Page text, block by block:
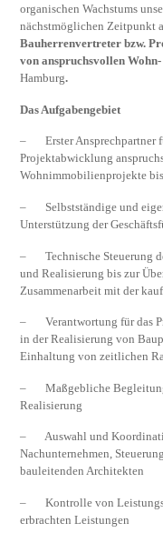
organischen Wachstums
nächstmöglichen Zeitpunkt
Bauherrenvertreter bzw.
von anspruchsvollen
Hamburg.
Das Aufgabengebiet
– Erster Ansprechpartner
Projektabwicklung
Wohnimmobilienprojekte
– Selbstständige und
Unterstützung der
– Technische Steuerung
und Realisierung bis zur
Zusammenarbeit mit der
– Verantwortung für das
in der Realisierung von
Einhaltung von zeitlichen
– Maßgebliche Begleitung
Realisierung
– Auswahl und
Nachunternehmen,
bauleitenden Architekten
– Kontrolle von
erbrachten Leistungen